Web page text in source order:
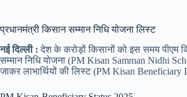
प्रधानमंत्री किसान सम्मान निधि योजना लिस्ट
नई दिल्ली : देश के करोड़ों किसानों को इस समय पीएम
सम्मान निधि योजना (PM Kisan Samman Nidhi
जाकर लाभार्थियों की लिस्ट (PM Kisan